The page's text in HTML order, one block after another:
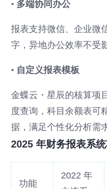
• 多端协同办公
报表支持微信、企业微
字，异地办公效率不受
• 自定义报表模板
金蝶云・星辰的核算项
度查询，科目余额表可
据，满足个性化分析需
2025 年财务报表系
功能
2022 年